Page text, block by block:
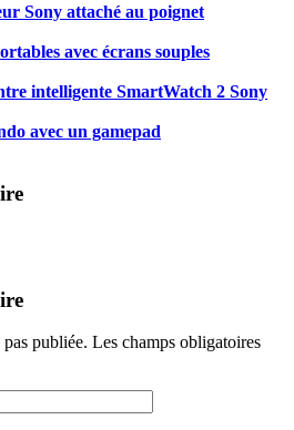
Sony attaché au poignet
avec écrans souples
intelligente SmartWatch 2 Sony
avec un gamepad
pas publiée. Les champs obligatoires